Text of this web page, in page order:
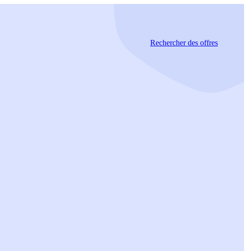
Rechercherdes offres